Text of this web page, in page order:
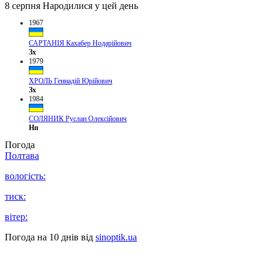
8 серпня Народилися у цей день
1967
САРТАНІЯ Кахабер Нодарійович
Зх
1979
ХРОЛЬ Геннадій Юрійович
Зх
1984
СОЛЯНИК Руслан Олексійович
Нп
Погода
Полтава
вологість:
тиск:
вітер:
Погода на 10 днів від sinoptik.ua